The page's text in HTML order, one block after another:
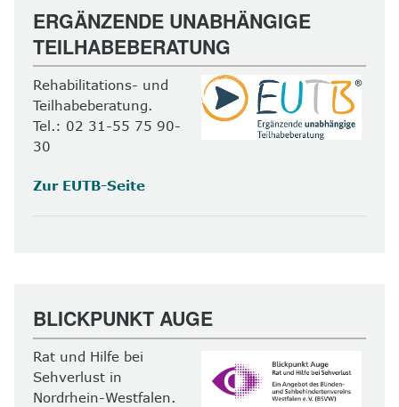
ERGÄNZENDE UNABHÄNGIGE
TEILHABEBERATUNG
Rehabilitations- und
Teilhabeberatung.
Tel.: 02 31-55 75 90-
30
Zur EUTB-Seite
BLICKPUNKT AUGE
Rat und Hilfe bei
Sehverlust in
Nordrhein-Westfalen.